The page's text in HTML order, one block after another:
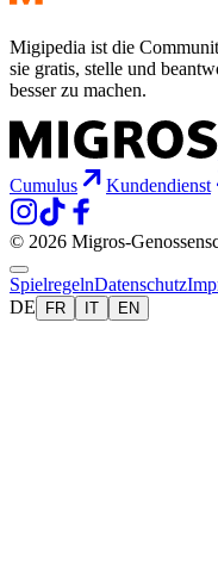
Migipedia ist die
sie gratis, stelle und
besser zu machen.
Cumulus
Kundendienst
© 2026 Migros-
SpielregelnDatenschutz
DE
FR IT EN